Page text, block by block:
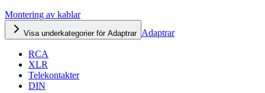
Montering av kablar
Visa underkategorier för Adaptrar Adaptrar
RCA
XLR
Telekontakter
DIN